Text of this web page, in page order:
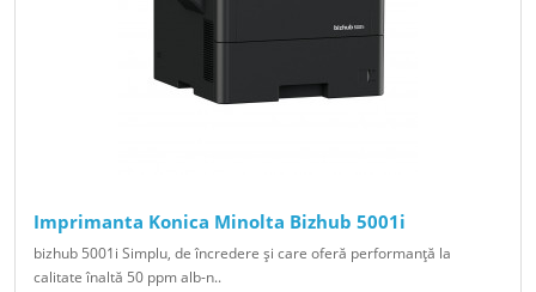
Imprimanta Konica Minolta Bizhub 5001i
bizhub 5001i Simplu, de încredere şi care oferă performanţă la
calitate înaltă 50 ppm alb-n..